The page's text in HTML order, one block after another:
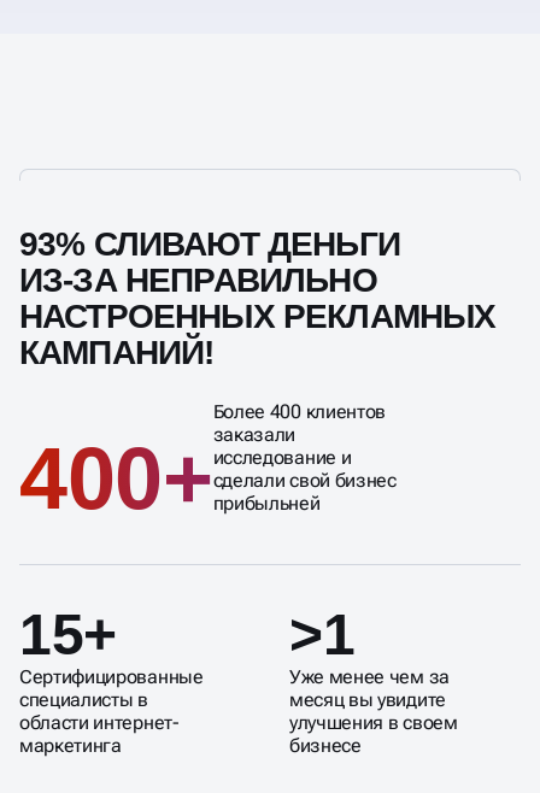
93% СЛИВАЮТ ДЕНЬГИ
ИЗ-ЗА НЕПРАВИЛЬНО
НАСТРОЕННЫХ РЕКЛАМНЫХ
КАМПАНИЙ!
400+
Более 400 клиентов
заказали
исследование и
сделали свой бизнес
прибыльней
15+
Сертифицированные
специалисты в
области интернет-
маркетинга
>1
Уже менее чем за
месяц вы увидите
улучшения в своем
бизнесе